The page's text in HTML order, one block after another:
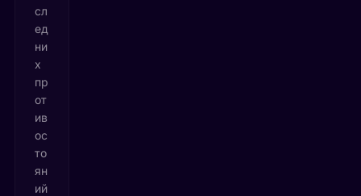
сл
ед
ни
х
пр
от
ив
ос
то
ян
ий